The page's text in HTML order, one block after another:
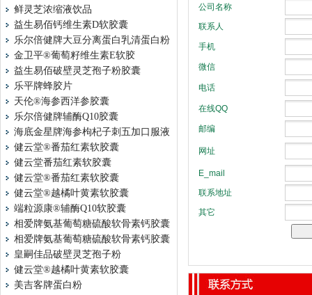
鲜灵芝浓缩液饮品
益生易佰钙维生素D软胶囊
乐尔倍健牌大豆分离蛋白乳清蛋白粉
金卫平®葡萄籽维生素E软胶
益生易佰破壁灵芝孢子粉胶囊
乐平牌蜂胶片
天伦®海参西洋参胶囊
乐尔倍健牌辅酶Q10胶囊
海底金星牌海参枸杞子刺五加口服液
健云堂®番茄红素软胶囊
健云堂番茄红素软胶囊
健云堂®番茄红素软胶囊
健云堂®越橘叶黄素软胶囊
端粒源康®辅酶Q10软胶囊
相爱牌氨基葡萄糖硫酸软骨素钙胶囊
相爱牌氨基葡萄糖硫酸软骨素钙胶囊
皇嗣佳品破壁灵芝孢子粉
健云堂®越橘叶黄素软胶囊
美吉客牌蛋白粉